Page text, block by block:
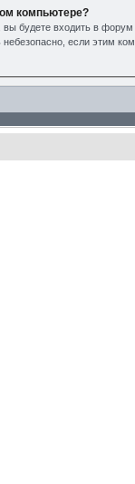
компьютере?
вы будете входить в
если этим